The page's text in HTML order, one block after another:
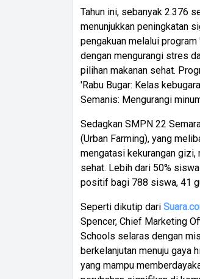
Tahun ini, sebanyak 2.376
menunjukkan peningkatan
pengakuan melalui
dengan mengurangi stres
pilihan makanan sehat.
'Rabu Bugar: Kelas
Semanis: Mengurangi
Sedagkan SMPN 22
(Urban Farming), yang
mengatasi kekurangan gizi,
sehat. Lebih dari 50%
positif bagi 788 siswa, 41
Seperti dikutip dari
Spencer, Chief Marketing
Schools selaras dengan
berkelanjutan menuju gaya
yang mampu